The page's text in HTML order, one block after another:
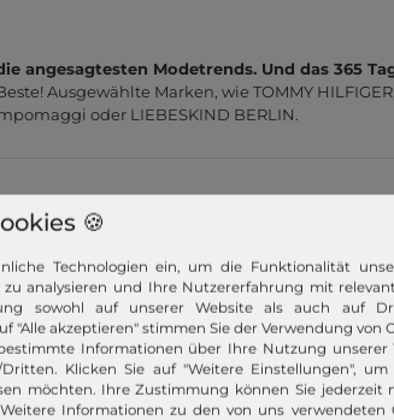
angesagtesten Modetrends. Und das 365
Ausgewählte Marken, wie TOMMY
oder LIEBESKIND BERLIN.
Versand!
Ihre Bestellung schnell per
Premiumversand.
Mehr dazu!
🍪
Technologien ein, um die Funktionalität
zu analysieren und Ihre Nutzererfahrung mit
sowohl auf unserer Website als auch auf
"Alle akzeptieren" stimmen Sie der Verwendung von
Informationen über Ihre Nutzung unserer
Klicken Sie auf "Weitere Einstellungen", um
möchten. Ihre Zustimmung können Sie jederzeit
Informationen zu den von uns verwendeten